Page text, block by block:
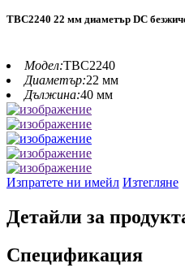
TBC2240 22 мм диаметър DC
Модел:TBC2240
Диаметър:22 мм
Дължина:40 мм
Изпратете ни имейл Изтегляне
Детайли за
Спецификация